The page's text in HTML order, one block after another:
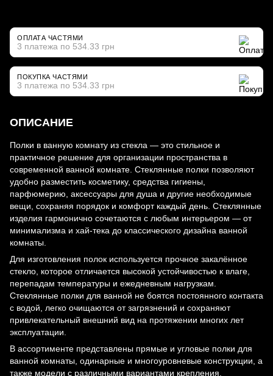
ОПЛАТА ЧАСТЯМИ
3 платежа по 534.33 грн
ПОКУПКА ЧАСТЯМИ
3 платежа по 534.33 грн
ОПИСАНИЕ
Полки в ванную комнату из стекла — это стильное и
практичное решение для организации пространства в
современной ванной комнате. Стеклянные полки позволяют
удобно разместить косметику, средства гигиены,
парфюмерию, аксессуары для душа и другие необходимые
вещи, сохраняя порядок и комфорт каждый день. Стеклянные
изделия гармонично сочетаются с любым интерьером — от
минимализма и хай-тека до классического дизайна ванной
комнаты.
Для изготовления полок используется прочное закалённое
стекло, которое отличается высокой устойчивостью к влаге,
перепадам температуры и ежедневным нагрузкам.
Стеклянные полки для ванной не боятся постоянного контакта
с водой, легко очищаются от загрязнений и сохраняют
привлекательный внешний вид на протяжении многих лет
эксплуатации.
В ассортименте представлены прямые и угловые полки для
ванной комнаты, одинарные и многоуровневые конструкции, а
также модели с различными вариантами крепления.